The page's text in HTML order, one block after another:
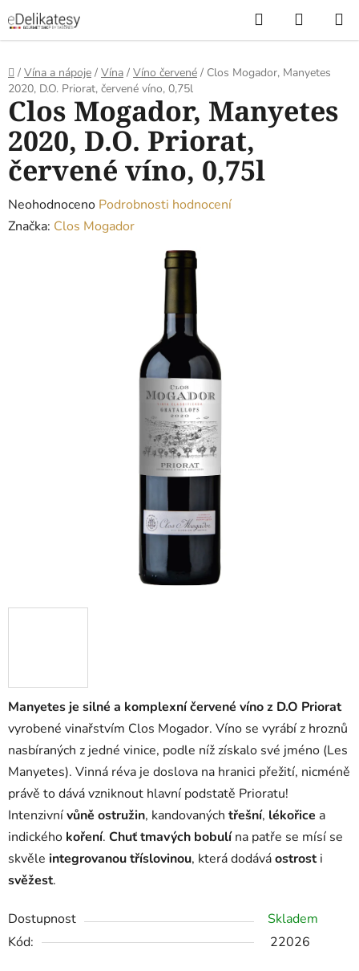
na
obsah
Hledat
KOŠÍK
Domů
/ Vína a nápoje / Vína / Víno červené / Clos Mogador, Manyetes
2020, D.O. Priorat, červené víno, 0,75l
Manyetes je silné a komplexní červené víno z D.O Priorat
vyrobené vinařstvím Clos Mogador. Víno se vyrábí z hroznů
nasbíraných z jedné vinice, podle níž získalo své jméno (Les
Manyetes). Vinná réva je doslova na hranici přežití, nicméně
právě to dává vzniknout hlavní podstatě Prioratu!
Intenzivnívůně ostružin, kandovaných třešní, lékořice a
indického koření. Chuťtmavých bobulína patře se mísí se
skvěle integrovanou tříslovinou, která dodáváostrosti
svěžest.
Dostupnost
Skladem
Kód:
22026
Clos Mogador, Manyetes
2020, D.O. Priorat,
červené víno, 0,75l
Průměrné
hodnocení
Neohodnoceno Podrobnosti hodnocení
Značka: Clos Mogador